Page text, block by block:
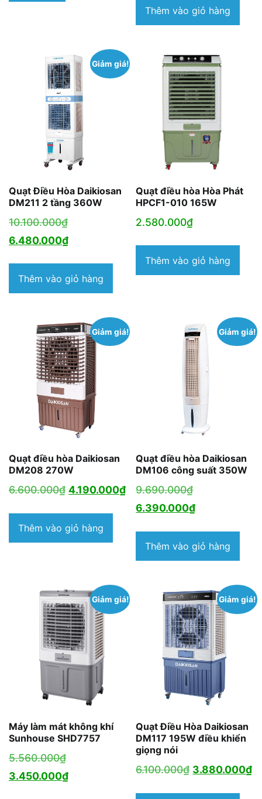
Thêm vào giỏ hàng
Giảm giá!
Quạt Điều Hòa Daikiosan
DM211 2 tầng 360W
10.100.000₫Giá
gốc
10.100.000₫.
6.480.000₫Giá
tại
là:
Thêm vào giỏ hàng
Quạt điều hòa Hòa Phát
HPCF1-010 165W
2.580.000₫
Thêm vào giỏ hàng
Giảm giá!
Quạt điều hòa Daikiosan
DM208 270W
6.600.000₫ Giá
là:
6.600.000₫.
4.190.000₫Giá
hiện
4.190.000₫.
Thêm vào giỏ hàng
Giảm giá!
Quạt điều hòa Daikiosan
DM106 công suất 350W
9.690.000₫Giá
gốc
9.690.000₫.
6.390.000₫Giá
tại
là:
Thêm vào giỏ hàng
Giảm giá!
Máy làm mát không khí
Sunhouse SHD7757
5.560.000₫Giá
gốc
3.450.000₫Giá
Giảm giá!
Quạt Điều Hòa Daikiosan
DM117 195W điều khiển
giọng nói
6.100.000₫ Giá
3.880.000₫